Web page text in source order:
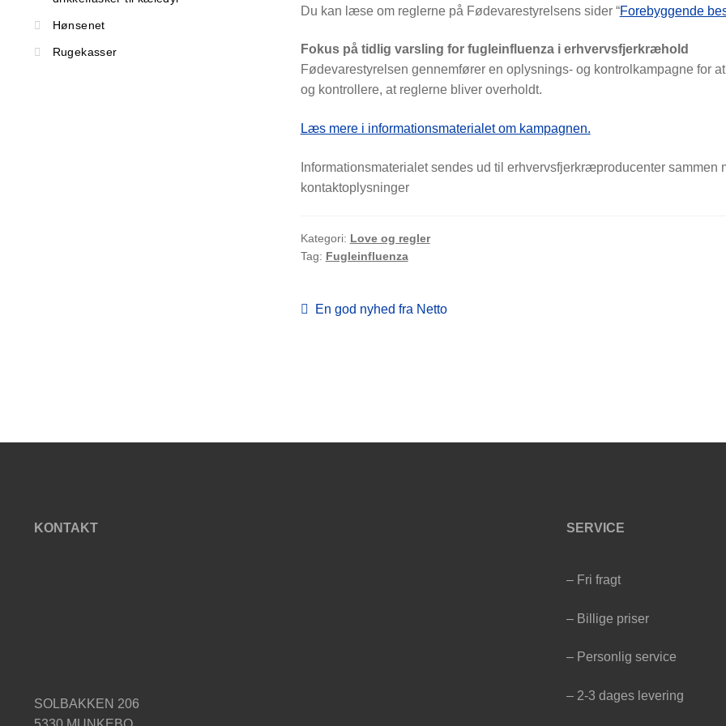
Du kan læse om reglerne på Fødevarestyrelsens sider “Forebyggende
Fokus på tidlig varsling for fugleinfluenza i erhvervsfjerkræhold
Fødevarestyrelsen gennemfører en oplysnings- og kontrolkampagne for
og kontrollere, at reglerne bliver overholdt.
Læs mere i informationsmaterialet om kampagnen.
Informationsmaterialet sendes ud til erhvervsfjerkræproducenter
kontaktoplysninger
Kategori: Love og regler
Tag: Fugleinfluenza
Indlægsnavigation
Forrige
En god nyhed fra Netto
Hønsenet
Rugekasser
KONTAKT
SOLBAKKEN 206
SERVICE
– Fri fragt
– Billige priser
– Personlig service
– 2-3 dages levering